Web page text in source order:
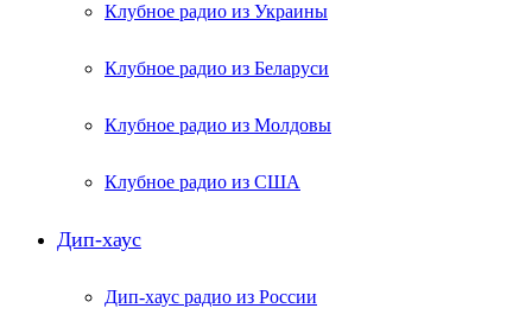
Клубное радио из Украины
Клубное радио из Беларуси
Клубное радио из Молдовы
Клубное радио из США
Дип-хаус
Дип-хаус радио из России